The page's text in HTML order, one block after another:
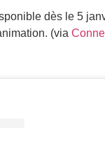
dès le 5
(via